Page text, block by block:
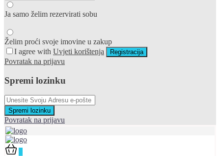
Ja samo želim rezervirati sobu
Želim proći svoje imovine u zakup
I agree with Uvjeti korištenja Registracija
Povratak na prijavu
Spremi lozinku
Spremi lozinku
Povratak na prijavu